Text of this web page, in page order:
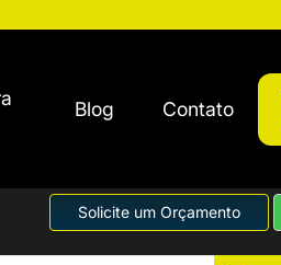
Blog Contato
Solicite um Orçamento